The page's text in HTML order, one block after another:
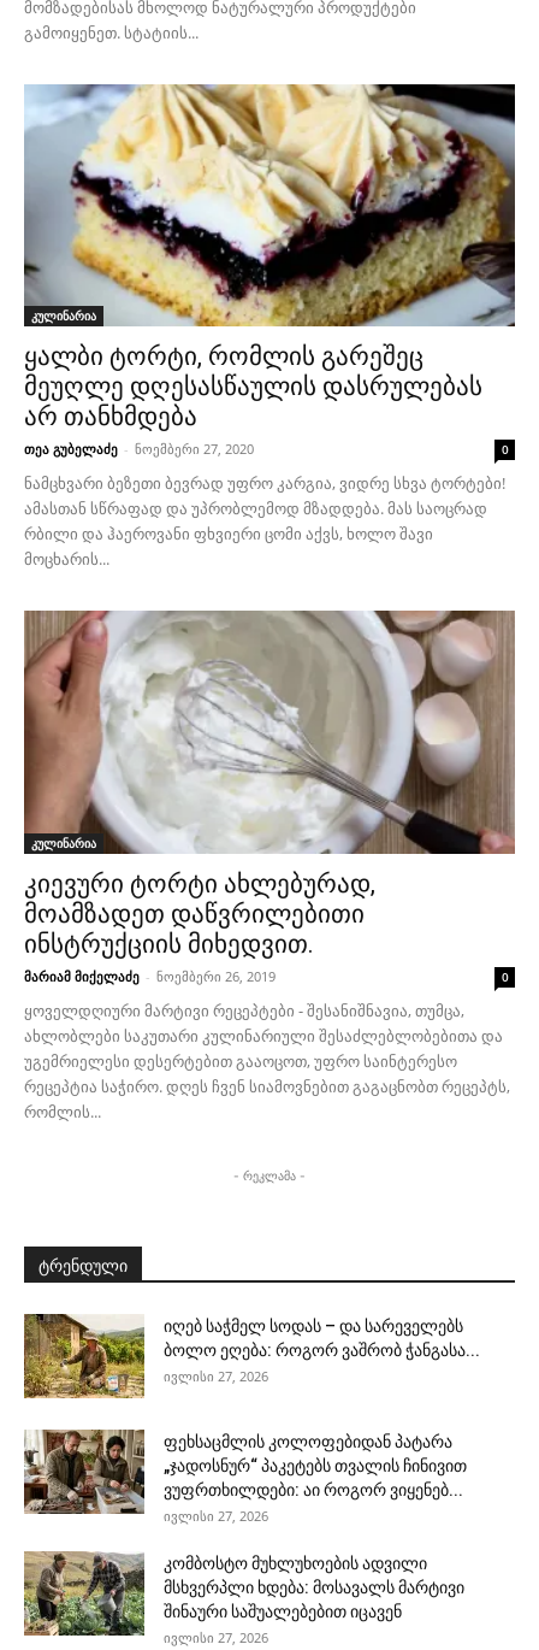
მომზადებისას მხოლოდ ნატურალური პროდუქტები
გამოიყენეთ. სტატიის...
კულინარია
ყალბი ტორტი, რომლის გარეშეც
მეუღლე დღესასწაულის დასრულებას
არ თანხმდება
თეა გუბელაძე - ნოემბერი 27, 2020 0
ნამცხვარი ბეზეთი ბევრად უფრო კარგია, ვიდრე სხვა ტორტები!
ამასთან სწრაფად და უპრობლემოდ მზადდება. მას საოცრად
რბილი და ჰაეროვანი ფხვიერი ცომი აქვს, ხოლო შავი
მოცხარის...
კულინარია
კიევური ტორტი ახლებურად,
მოამზადეთ დაწვრილებითი
ინსტრუქციის მიხედვით.
მარიამ მიქელაძე - ნოემბერი 26, 2019 0
ყოველდღიური მარტივი რეცეპტები - შესანიშნავია, თუმცა,
ახლობლები საკუთარი კულინარიული შესაძლებლობებითა და
უგემრიელესი დესერტებით გააოცოთ, უფრო საინტერესო
რეცეპტია საჭირო. დღეს ჩვენ სიამოვნებით გაგაცნობთ რეცეპტს,
რომლის...
- რეკლამა -
ტრენდული
იღებ საჭმელ სოდას – და სარეველებს
ბოლო ეღება: როგორ ვაშრობ ჭანგასა...
ივლისი 27, 2026
ფეხსაცმლის კოლოფებიდან პატარა
„ჯადოსნურ“ პაკეტებს თვალის ჩინივით
ვუფრთხილდები: აი როგორ ვიყენებ...
ივლისი 27, 2026
კომბოსტო მუხლუხოების ადვილი
მსხვერპლი ხდება: მოსავალს მარტივი
შინაური საშუალებებით იცავენ
ივლისი 27, 2026